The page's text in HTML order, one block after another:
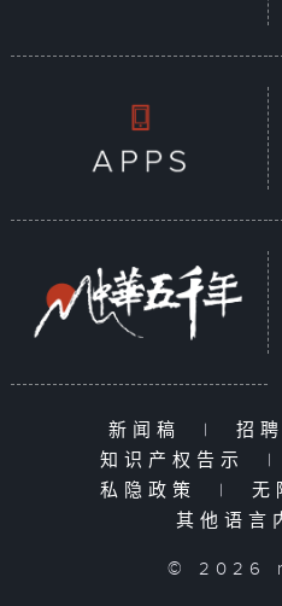
新闻稿 | 招
知识产权告示
|
私隐政策
| 无
其他语言
© 2026